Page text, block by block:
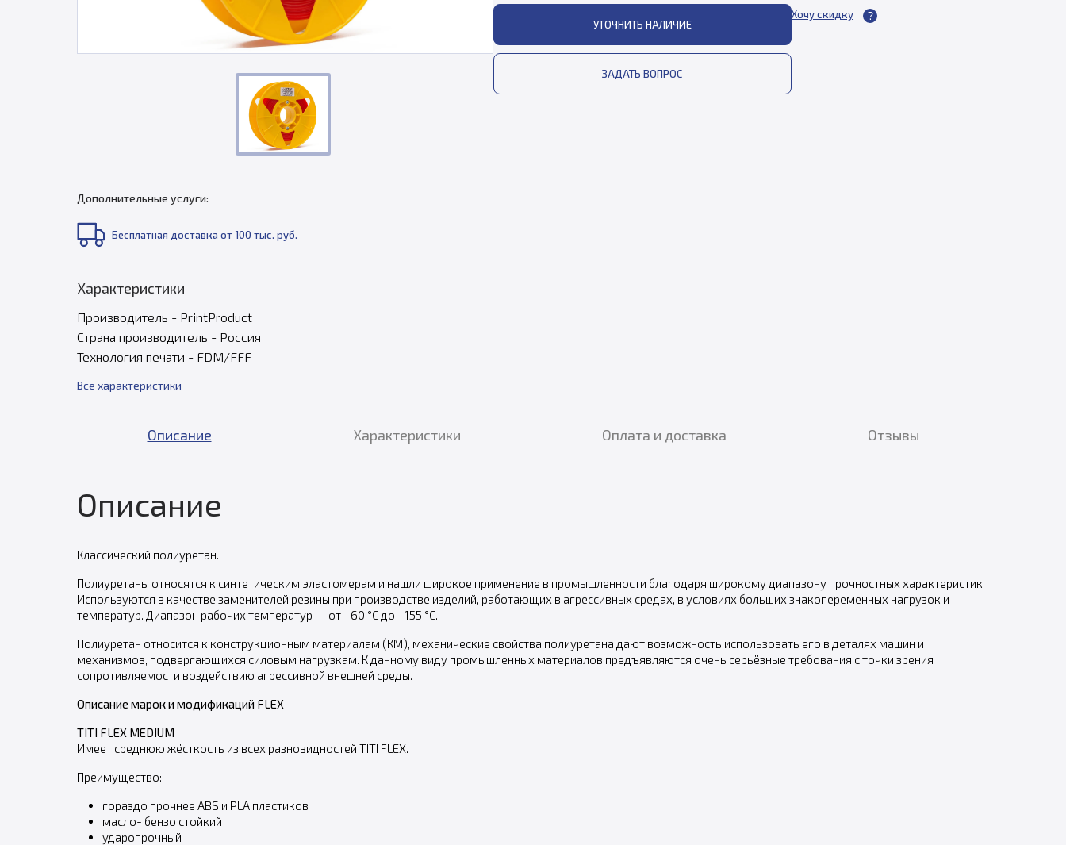
УТОЧНИТЬ НАЛИЧИЕ
ЗАДАТЬ ВОПРОС
Хочу скидку
Дополнительные услуги:
Бесплатная доставка от 100 тыс. руб.
Характеристики
Производитель - PrintProduct
Страна производитель - Россия
Технология печати - FDM/FFF
Все характеристики
Описание Характеристики Оплата и доставка Отзывы
Описание
Классический полиуретан.
Полиуретаны относятся к синтетическим эластомерам и нашли широкое применение в промышленности благодаря широкому диапазону прочностных характеристик.
Используются в качестве заменителей резины при производстве изделий, работающих в агрессивных средах, в условиях больших знакопеременных нагрузок и
температур. Диапазон рабочих температур — от −60 °С до +155 °С.
Полиуретан относится к конструкционным материалам (КМ), механические свойства полиуретана дают возможность использовать его в деталях машин и
механизмов, подвергающихся силовым нагрузкам. К данному виду промышленных материалов предъявляются очень серьёзные требования с точки зрения
сопротивляемости воздействию агрессивной внешней среды.
Описание марок и модификаций FLEX
TITI FLEX MEDIUM
Имеет среднюю жёсткость из всех разновидностей TITI FLEX.
Преимущество:
гораздо прочнее ABS и PLA пластиков
масло- бензо стойкий
ударопрочный